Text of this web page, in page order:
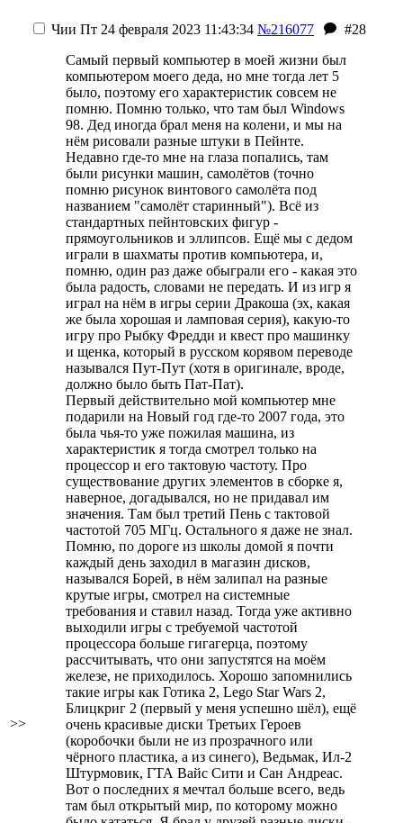
>>
Чии Пт 24 февраля 2023 11:43:34 №216077
#28
Самый первый компьютер в моей жизни был
компьютером моего деда, но мне тогда лет 5
было, поэтому его характеристик совсем не
помню. Помню только, что там был Windows
98. Дед иногда брал меня на колени, и мы на
нём рисовали разные штуки в Пейнте.
Недавно где-то мне на глаза попались, там
были рисунки машин, самолётов (точно
помню рисунок винтового самолёта под
названием "самолёт старинный"). Всё из
стандартных пейнтовских фигур -
прямоугольников и эллипсов. Ещё мы с дедом
играли в шахматы против компьютера, и,
помню, один раз даже обыграли его - какая это
была радость, словами не передать. И из игр я
играл на нём в игры серии Дракоша (эх, какая
же была хорошая и ламповая серия), какую-то
игру про Рыбку Фредди и квест про машинку
и щенка, который в русском корявом переводе
назывался Пут-Пут (хотя в оригинале, вроде,
должно было быть Пат-Пат).
Первый действительно мой компьютер мне
подарили на Новый год где-то 2007 года, это
была чья-то уже пожилая машина, из
характеристик я тогда смотрел только на
процессор и его тактовую частоту. Про
существование других элементов в сборке я,
наверное, догадывался, но не придавал им
значения. Там был третий Пень с тактовой
частотой 705 МГц. Остального я даже не знал.
Помню, по дороге из школы домой я почти
каждый день заходил в магазин дисков,
назывался Борей, в нём залипал на разные
крутые игры, смотрел на системные
требования и ставил назад. Тогда уже активно
выходили игры с требуемой частотой
процессора больше гигагерца, поэтому
рассчитывать, что они запустятся на моём
железе, не приходилось. Хорошо запомнились
такие игры как Готика 2, Lego Star Wars 2,
Блицкриг 2 (первый у меня успешно шёл), ещё
очень красивые диски Третьих Героев
(коробочки были не из прозрачного или
чёрного пластика, а из синего), Ведьмак, Ил-2
Штурмовик, ГТА Вайс Сити и Сан Андреас.
Вот о последних я мечтал больше всего, ведь
там был открытый мир, по которому можно